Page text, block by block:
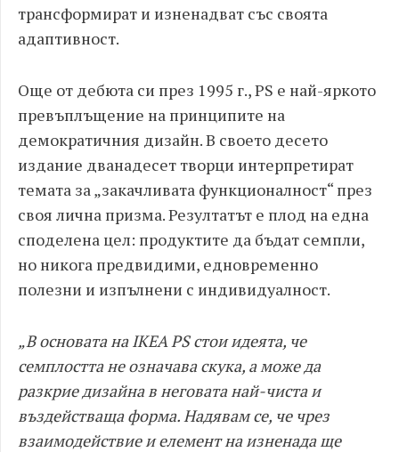
трансформират и изненадват със своята
адаптивност.
Още от дебюта си през 1995 г., PS е най-яркото
превъплъщение на принципите на
демократичния дизайн. В своето десето
издание дванадесет творци интерпретират
темата за „закачливата функционалност“ през
своя лична призма. Резултатът е плод на една
споделена цел: продуктите да бъдат семпли,
но никога предвидими, едновременно
полезни и изпълнени с индивидуалност.
„В основата на IKEA PS стои идеята, че
семплостта не означава скука, а може да
разкрие дизайна в неговата най-чиста и
въздействаща форма. Надявам се, че чрез
взаимодействие и елемент на изненада ще